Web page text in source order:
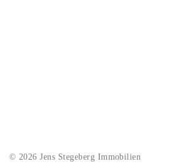
© 2026 Jens Stegeberg Immobilien